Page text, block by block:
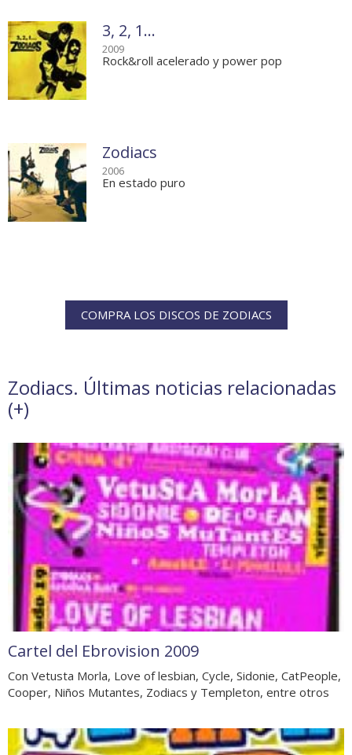
3, 2, 1...
2009
Rock&roll acelerado y power pop
Zodiacs
2006
En estado puro
COMPRA LOS DISCOS DE ZODIACS
Zodiacs. Últimas noticias relacionadas
(+)
Cartel del Ebrovision 2009
Con Vetusta Morla, Love of lesbian, Cycle, Sidonie, CatPeople,
Cooper, Niños Mutantes, Zodiacs y Templeton, entre otros